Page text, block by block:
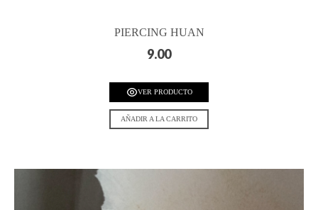
PIERCING HUAN
9.00
VER PRODUCTO
AÑADIR A LA CARRITO